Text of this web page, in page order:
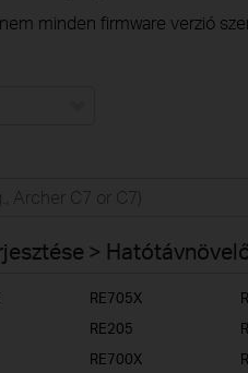
minden firmware verzió
>
RE705X
RE205
RE700X